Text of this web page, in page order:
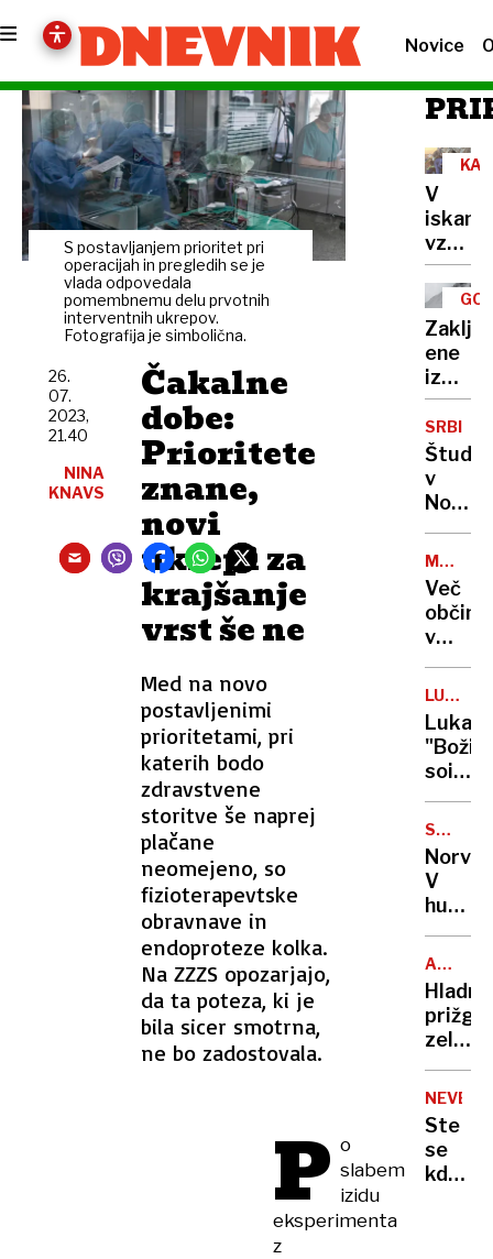
Novice
S postavljanjem prioritet pri
operacijah in pregledih se je
vlada odpovedala
pomembnemu delu prvotnih
interventnih ukrepov.
Fotografija je simbolična.
Čakalne
dobe:
Prioritete
znane,
novi
ukrepi za
krajšanje
vrst še ne
Med na novo
postavljenimi
prioritetami, pri
katerih bodo
zdravstvene
storitve še naprej
plačane
neomejeno, so
fizioterapevtske
obravnave in
endoproteze kolka.
Na ZZZS opozarjajo,
da ta poteza, ki je
bila sicer smotrna,
ne bo zadostovala.
26.
07.
2023,
21.40
NINA
KNAVS
P o
slabem
izidu
eksperimenta
z
V
iskanju
vzroka
za
letala
prst
uperili
v
zračno
ene
izmed
akcij,
našli
SRBIJA
v
Novem
Sadu
znova
na
ulicah
MOČNO
Več
občin
v
BiH
zaradi
snega
stanje
LUKA
DONČIĆ
Luka
in
Dallasa
obdaril
SNEŽNI
ZAMETI
V
hudi
trije
mrtvi
ALPSKO
prižgal
zeleno
luč
za
Goro
Ste
se
kdaj